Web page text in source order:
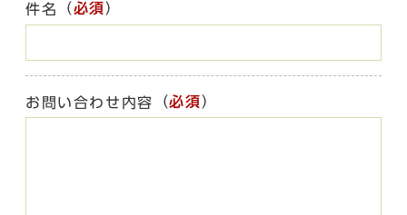
件名 （必須）
お問い合わせ内容 （必須）